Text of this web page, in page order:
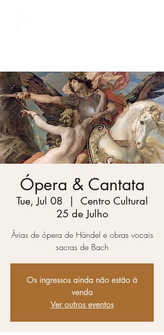
Ópera & Cantata
Tue, Jul 08
  |
Centro Cultural
25 de Julho
Árias de ópera de Händel e obras vocais
sacras de Bach
Os ingressos ainda não estão à
venda
Ver outros eventos